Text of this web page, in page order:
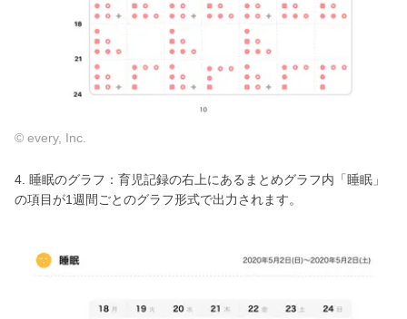
© every, Inc.
4. 睡眠のグラフ：育児記録の右上にあるまとめグラフ内「睡眠」
の項目が1週間ごとのグラフ形式で出力されます。